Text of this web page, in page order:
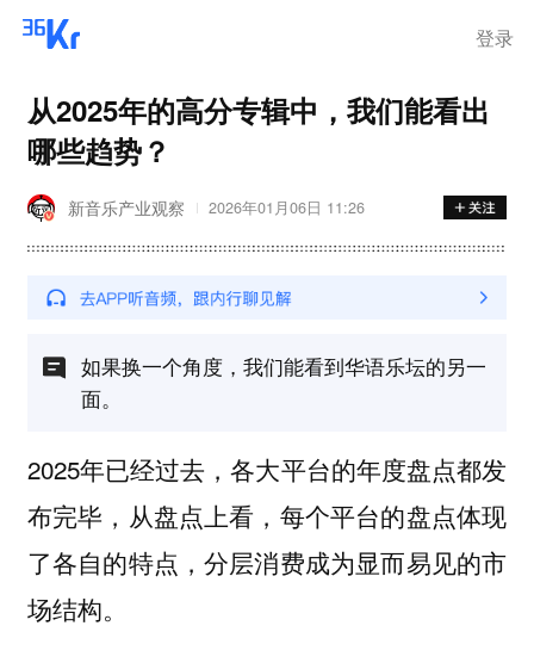
登录
从2025年的高分专辑中，我们能看出
哪些趋势？
新音乐产业观察 2026年01月06日 11:26
如果换一个角度，我们能看到华语乐坛的另一
面。
2025年已经过去，各大平台的年度盘点都发
布完毕，从盘点上看，每个平台的盘点体现
了各自的特点，分层消费成为显而易见的市
场结构。